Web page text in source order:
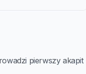
pierwszy akapit